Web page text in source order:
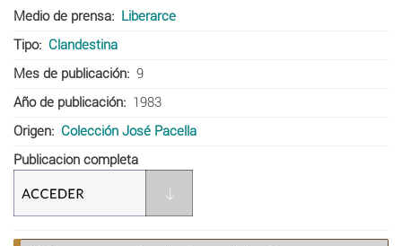
Medio de prensa
Liberarce
Tipo
Clandestina
Mes de publicación
9
Año de publicación
1983
Origen
Colección José Pacella
Publicacion completa